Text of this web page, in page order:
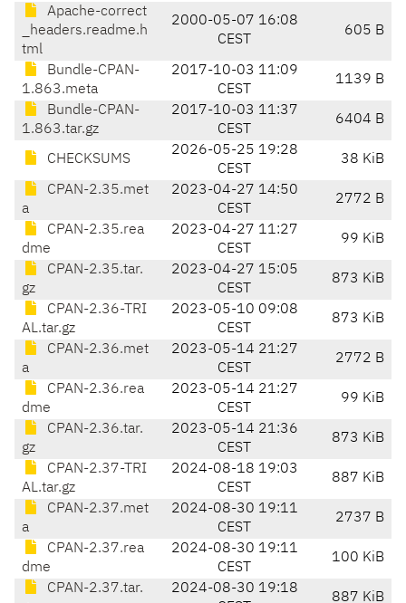
Apache-correct
_headers.readme.h
tml
2000-05-07 16:08
CEST
605 B
Bundle-CPAN-
1.863.meta
2017-10-03 11:09
CEST
1139 B
Bundle-CPAN-
1.863.tar.gz
2017-10-03 11:37
CEST
6404 B
CHECKSUMS
2026-05-25 19:28
CEST
38 KiB
CPAN-2.35.met
a
2023-04-27 14:50
CEST
2772 B
CPAN-2.35.rea
dme
2023-04-27 11:27
CEST
99 KiB
CPAN-2.35.tar.
gz
2023-04-27 15:05
CEST
873 KiB
CPAN-2.36-TRI
AL.tar.gz
2023-05-10 09:08
CEST
873 KiB
CPAN-2.36.met
a
2023-05-14 21:27
CEST
2772 B
CPAN-2.36.rea
dme
2023-05-14 21:27
CEST
99 KiB
CPAN-2.36.tar.
gz
2023-05-14 21:36
CEST
873 KiB
CPAN-2.37-TRI
AL.tar.gz
2024-08-18 19:03
CEST
887 KiB
CPAN-2.37.met
a
2024-08-30 19:11
CEST
2737 B
CPAN-2.37.rea
dme
2024-08-30 19:11
CEST
100 KiB
CPAN-2.37.tar.
2024-08-30 19:18
887 KiB